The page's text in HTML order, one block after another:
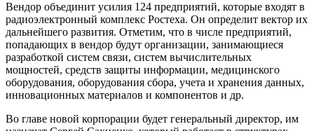
Вендор объединит усилия 124 предприятий, которые входят в
радиоэлектронный комплекс Ростеха. Он определит вектор их
дальнейшего развития. Отметим, что в числе предприятий,
попадающих в вендор будут организации, занимающиеся
разработкой систем связи, систем вычислительных
мощностей, средств защиты информации, медицинского
оборудования, оборудования сбора, учета и хранения данных,
инновационных материалов и компонентов и др.
Во главе новой корпорации будет генеральный директор, им